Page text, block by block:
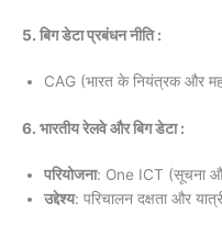
5. बिग डेटा प्रबंधन नीति :
CAG (भारत के नियंत्रक और
6. भारतीय रेलवे और बिग डेटा :
परियोजना: One ICT (सूचना और
उद्देश्य: परिचालन दक्षता और